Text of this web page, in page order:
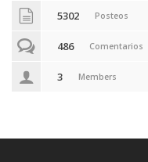
5302 Posteos
486 Comentarios
3 Members